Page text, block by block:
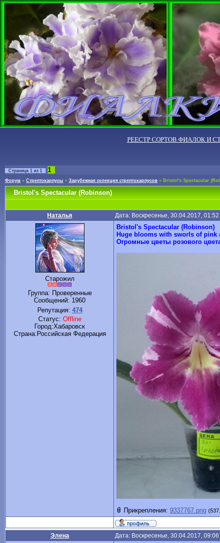
РЕЕСТР СОРТОВ ФИАЛОК И
Страница 1 из 1 1
Форум » Стрептокарпусы » Зарубежная селекция стрептокарпусов » Bristol's Spectacular
Bristol's Spectacular (Robinson)
Наталья Дата: Воскресенье, 30.04.2017,
Старожил
Группа: Проверенные
Сообщений: 1960
Репутация: 474
Статус: Offline
Город:Хабаровск
Cтрана:Российская Федерация
Bristol's Spectacular (Robinson)
Huge blooms with sworls of pink
Огромные цветы розового
Прикрепления: 9337767.png
Элена Дата: Воскресенье, 30.04.2017,